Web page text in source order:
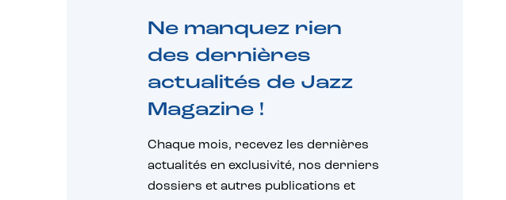
Ne manquez rien
des dernières
actualités de Jazz
Magazine !
Chaque mois, recevez les dernières
actualités en exclusivité, nos derniers
dossiers et autres publications et